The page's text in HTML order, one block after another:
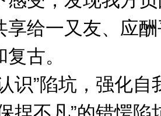
享给一又友、应
古。
识”陷坑‌，强化自